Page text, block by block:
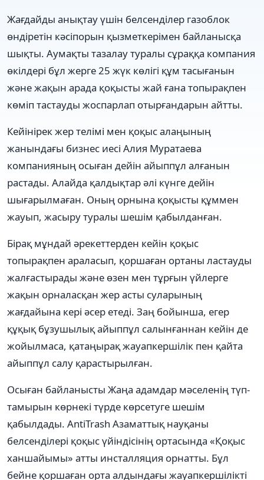
Жағдайды анықтау үшін белсенділер газоблок
өндіретін кәсіпорын қызметкерімен байланысқа
шықты. Аумақты тазалау туралы сұраққа компания
өкілдері бұл жерге 25 жүк көлігі құм тасығанын
және жақын арада қоқысты жай ғана топырақпен
көміп тастауды жоспарлап отырғандарын айтты.
Кейінірек жер телімі мен қоқыс алаңының
жанындағы бизнес иесі Алия Муратаева
компанияның осыған дейін айыппұл алғанын
растады. Алайда қалдықтар әлі күнге дейін
шығарылмаған. Оның орнына қоқысты құммен
жауып, жасыру туралы шешім қабылданған.
Бірақ мұндай әрекеттерден кейін қоқыс
топырақпен араласып, қоршаған ортаны ластауды
жалғастырады және өзен мен тұрғын үйлерге
жақын орналасқан жер асты суларының
жағдайына кері әсер етеді. Заң бойынша, егер
құқық бұзушылық айыппұл салынғаннан кейін де
жойылмаса, қатаңырақ жауапкершілік пен қайта
айыппұл салу қарастырылған.
Осыған байланысты Жаңа адамдар мәселенің түп-
тамырын көрнекі түрде көрсетуге шешім
қабылдады. AntiTrash Азаматтық науқаны
белсенділері қоқыс үйіндісінің ортасында «Қоқыс
ханшайымы» атты инсталляция орнатты. Бұл
бейне қоршаған орта алдындағы жауапкершілікті